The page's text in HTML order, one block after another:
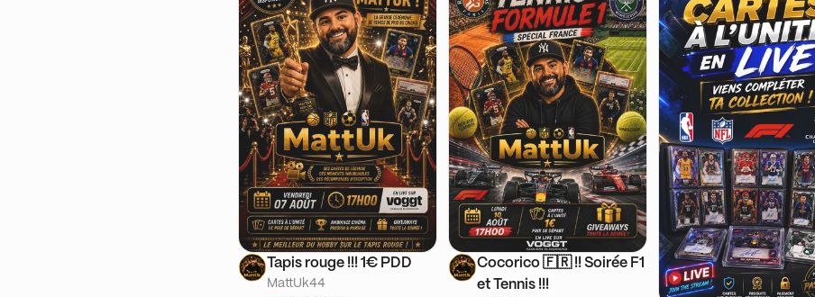
Tapis rouge !!! 1€ PDD
MattUk44
Cocorico 🇫🇷 !! Soirée F1
et Tennis !!!